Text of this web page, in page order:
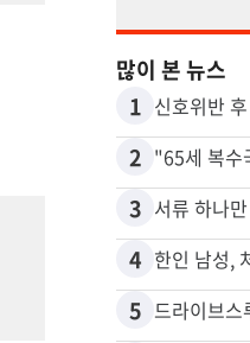
많이 본 뉴스
1
2
3
4
5